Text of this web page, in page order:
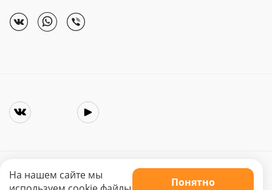
Copyright © 2025. Интернет-магазин «Dendra»
На нашем сайте мы
Понятно